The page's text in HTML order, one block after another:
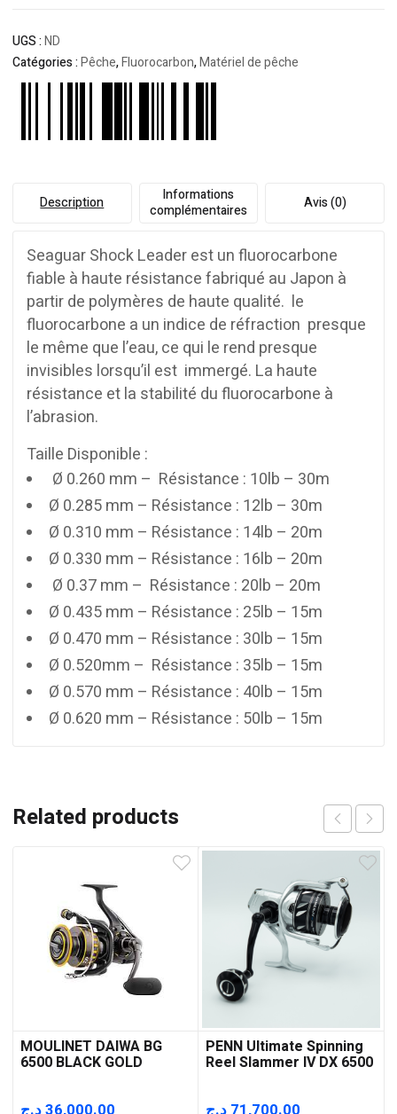
UGS :ND
Catégories :Pêche,Fluorocarbon,Matériel de pêche
Description
Informations
complémentaires
Avis (0)
Seaguar Shock Leader est un fluorocarbone
fiable à haute résistance fabriqué au Japon à
partir de polymères de haute qualité. le
fluorocarbone a un indice de réfraction presque
le même que l’eau, ce qui le rend presque
invisibles lorsqu’il est immergé. La haute
résistance et la stabilité du fluorocarbone à
l’abrasion.
Taille Disponible :
Ø 0.260 mm – Résistance : 10lb – 30m
Ø 0.285 mm – Résistance : 12lb – 30m
Ø 0.310 mm – Résistance : 14lb – 20m
Ø 0.330 mm – Résistance : 16lb – 20m
Ø 0.37 mm – Résistance : 20lb – 20m
Ø 0.435 mm – Résistance : 25lb – 15m
Ø 0.470 mm – Résistance : 30lb – 15m
Ø 0.520mm – Résistance : 35lb – 15m
Ø 0.570 mm – Résistance : 40lb – 15m
Ø 0.620 mm – Résistance : 50lb – 15m
Related products
MOULINET DAIWA BG
6500 BLACK GOLD
PENN Ultimate Spinning
Reel Slammer IV DX 6500